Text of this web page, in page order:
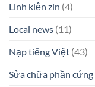
Linh kiện zin (4)
Local news (11)
Nạp tiếng Việt (43)
Sửa chữa phần cứng